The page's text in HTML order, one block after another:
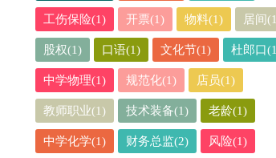
工伤保险(1) 开票(1) 物料(1) 居间
股权(1) 口语(1) 文化节(1) 杜郎口
中学物理(1) 规范化(1) 店员(1)
教师职业(1) 技术装备(1) 老龄(1)
中学化学(1) 财务总监(2) 风险(1)